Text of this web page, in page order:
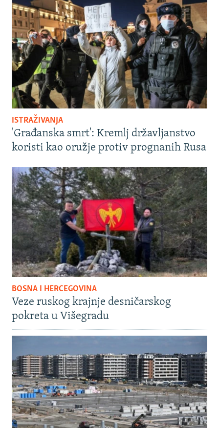
ISTRAŽIVANJA
'Građanska smrt': Kremlj državljanstvo
koristi kao oružje protiv prognanih Rusa
BOSNA I HERCEGOVINA
Veze ruskog krajnje desničarskog
pokreta u Višegradu